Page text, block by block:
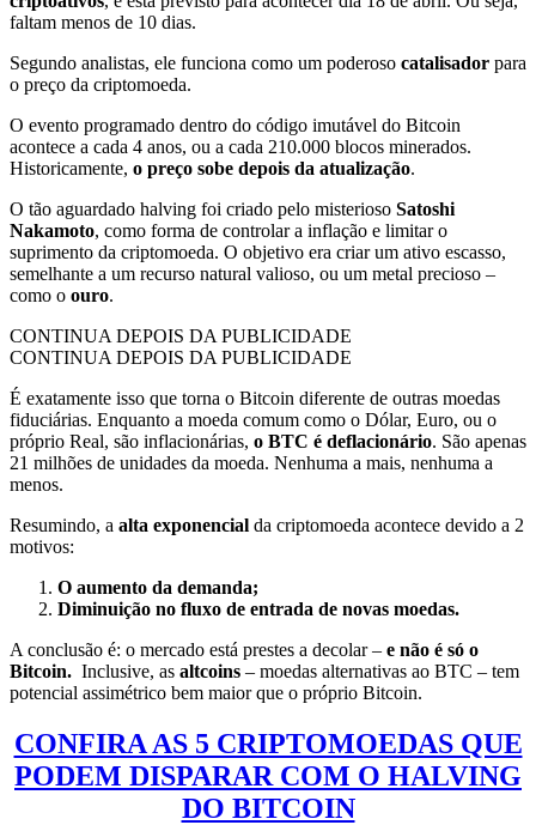
faltam menos de 10 dias.
Segundo analistas, ele funciona como um poderoso catalisador para
o preço da criptomoeda.
O evento programado dentro do código imutável do Bitcoin
acontece a cada 4 anos, ou a cada 210.000 blocos minerados.
Historicamente, o preço sobe depois da atualização.
O tão aguardado halving foi criado pelo misterioso Satoshi
Nakamoto, como forma de controlar a inflação e limitar o
suprimento da criptomoeda. O objetivo era criar um ativo escasso,
semelhante a um recurso natural valioso, ou um metal precioso –
como o ouro.
CONTINUA DEPOIS DA PUBLICIDADE
CONTINUA DEPOIS DA PUBLICIDADE
É exatamente isso que torna o Bitcoin diferente de outras moedas
fiduciárias. Enquanto a moeda comum como o Dólar, Euro, ou o
próprio Real, são inflacionárias, o BTC é deflacionário. São apenas
21 milhões de unidades da moeda. Nenhuma a mais, nenhuma a
menos.
Resumindo, a alta exponencial da criptomoeda acontece devido a 2
motivos:
O aumento da demanda;
Diminuição no fluxo de entrada de novas moedas.
A conclusão é: o mercado está prestes a decolar – e não é só o
Bitcoin. Inclusive, as altcoins – moedas alternativas ao BTC – tem
potencial assimétrico bem maior que o próprio Bitcoin.
CONFIRA AS 5 CRIPTOMOEDAS QUE
PODEM DISPARAR COM O HALVING
DO BITCOIN